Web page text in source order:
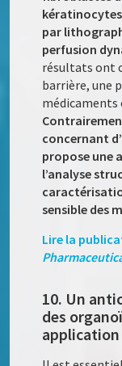
par
perfusion
résultats ont
barrière, une
médicaments
concernant
propose une
l’analyse
sensible des
Lire la
10. Un
des